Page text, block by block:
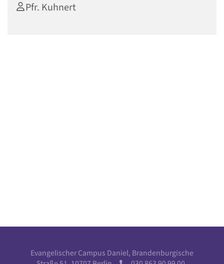
Pfr. Kuhnert
Evangelischer Campus Daniel, Brandenburgische